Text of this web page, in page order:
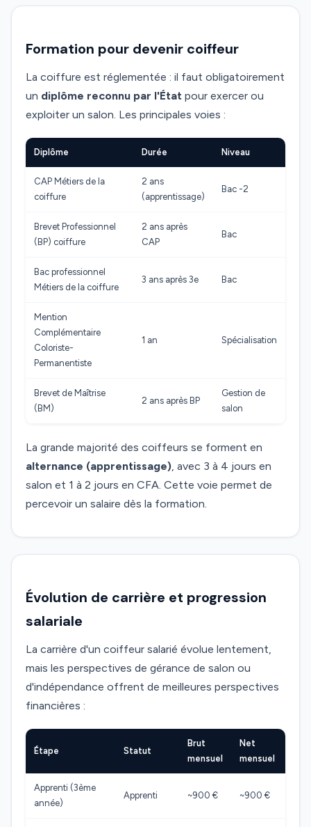
Formation pour devenir coiffeur
La coiffure est réglementée : il faut obligatoirement
un diplôme reconnu par l'État pour exercer ou
exploiter un salon. Les principales voies :
Diplôme Durée Niveau
CAP Métiers de la
coiffure
2 ans
(apprentissage)
Bac -2
Brevet Professionnel
(BP) coiffure
2 ans après
CAP
Bac
Bac professionnel
Métiers de la coiffure
3 ans après 3e Bac
Mention
Complémentaire
Coloriste-
Permanentiste
1 an Spécialisation
Brevet de Maîtrise
(BM)
2 ans après BP
Gestion de
salon
La grande majorité des coiffeurs se forment en
alternance (apprentissage), avec 3 à 4 jours en
salon et 1 à 2 jours en CFA. Cette voie permet de
percevoir un salaire dès la formation.
Évolution de carrière et progression
salariale
La carrière d'un coiffeur salarié évolue lentement,
mais les perspectives de gérance de salon ou
d'indépendance offrent de meilleures perspectives
financières :
Étape Statut
Brut
mensuel
Net
mensuel
Apprenti (3ème
année)
Apprenti ~900 € ~900 €